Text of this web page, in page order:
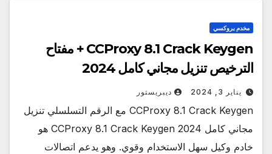
مخدم بروكسي
CCProxy 8.1 Crack Keygen + مفتاح
الترخيص تنزيل مجاني كامل 2024
يناير 3, 2024 ديبريستور
CCProxy 8.1 Crack Keygen مع الرقم التسلسلي تنزيل
مجاني كامل 2024 CCProxy 8.1 Crack Keygen هو
خادم وكيل سهل الاستخدام وقوي. وهو يدعم اتصالات